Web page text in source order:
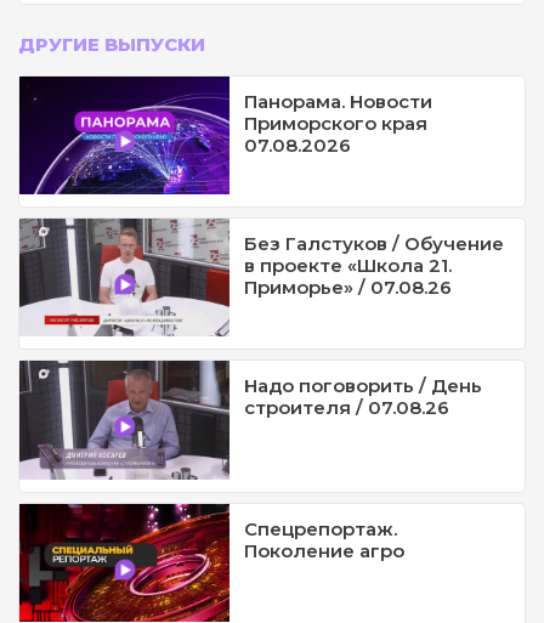
ДРУГИЕ ВЫПУСКИ
Панорама. Новости
Приморского края
07.08.2026
Без Галстуков / Обучение
в проекте «Школа 21.
Приморье» / 07.08.26
Надо поговорить / День
строителя / 07.08.26
Спецрепортаж.
Поколение агро